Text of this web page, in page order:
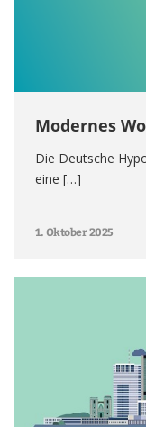
Modernes
Die Deutsche
eine […]
1. Oktober 2025